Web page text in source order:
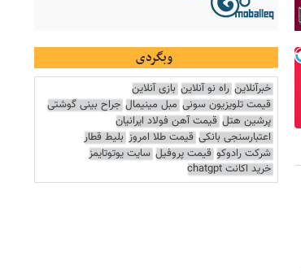
وبگردی
خبرآنلاین راه نو آنلاین بازی آنلاین
قیمت تلویزیون سونی مبل مینیمال جراح بینی گوشتی
پرشین هتل قیمت آهن فولاد ایرانیان
اعتبارسنجی بانکی قیمت طلا امروز بلیط قطار
شرکت رادوکو قیمت پروفیل سایت یوتوتایمز
خرید اکانت chatgpt